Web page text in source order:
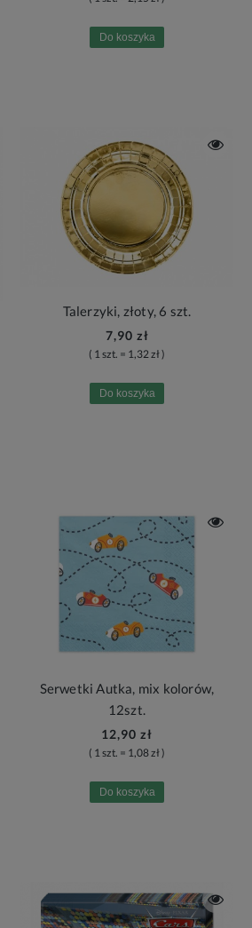
Do koszyka
Talerzyki, złoty, 6 szt.
7,90 zł
( 1 szt. = 1,32 zł )
Do koszyka
Serwetki Autka, mix kolorów,
12szt.
12,90 zł
( 1 szt. = 1,08 zł )
Do koszyka